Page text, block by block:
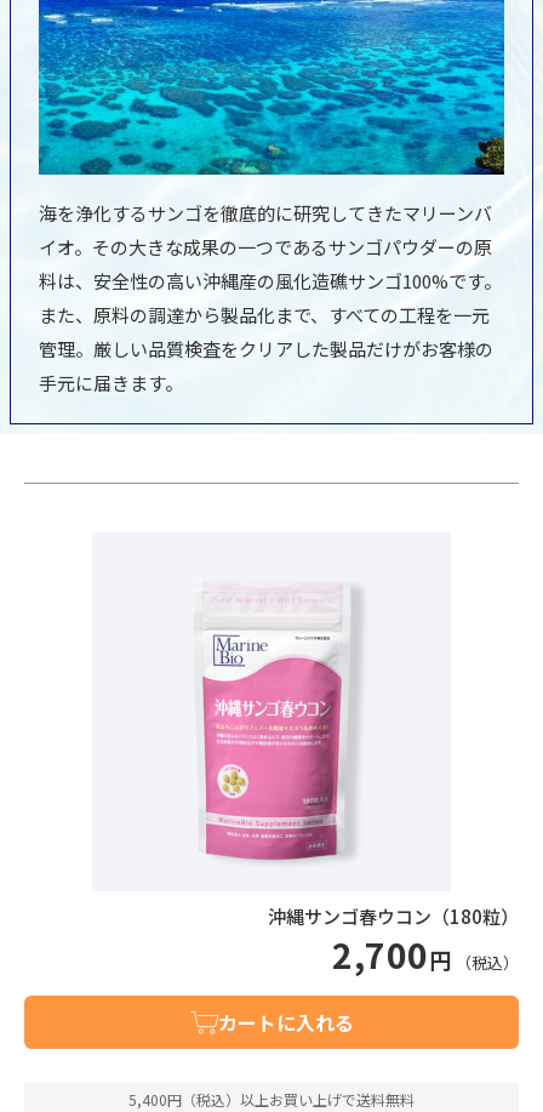
海を浄化するサンゴを徹底的に研究してきたマリーンバ
イオ。その大きな成果の一つであるサンゴパウダーの原
料は、安全性の高い沖縄産の風化造礁サンゴ100%です。
また、原料の調達から製品化まで、すべての工程を一元
管理。厳しい品質検査をクリアした製品だけがお客様の
手元に届きます。
沖縄サンゴ春ウコン（180粒）
2,700円 （税込）
カートに入れる
5,400円（税込）以上お買い上げで送料無料